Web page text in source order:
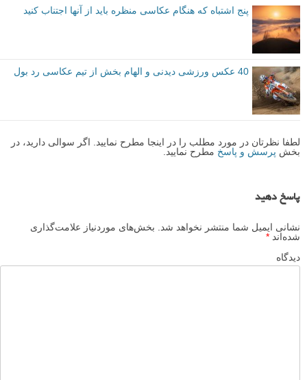
عکاسی اکشن از اسباب بازی ها: ویدیو پشت صحنه ترفند های
5 نکته برای بهبود عکاسی منظره در ساعت طلایی
عکس های سیلوئت یا ضد نور زیبا و الهام بخش